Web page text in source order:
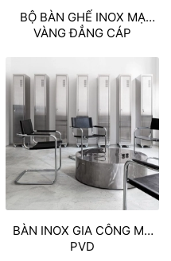
BỘ BÀN GHẾ INOX MẠ
VÀNG ĐẲNG CÁP
BÀN INOX GIA CÔNG MẠ
PVD